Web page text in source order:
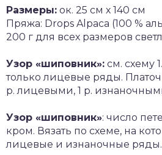
Размеры: ок. 25 см х 140 см
Пряжа: Drops Alpaca (100 %
200 г для всех размеров
Узор «шиповник»: см. схему
только лицевые ряды.
р. лицевыми, 1 р.
Узор «шиповник»: число
кром. Вязать по схеме, на
лицевые и изнаночные ряды.